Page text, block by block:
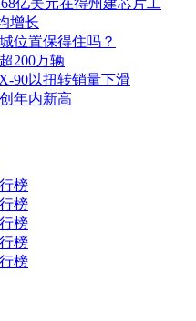
增长
位置保得住吗？
200万辆
90以扭转销量下滑
年内新高
榜
榜
榜
榜
榜